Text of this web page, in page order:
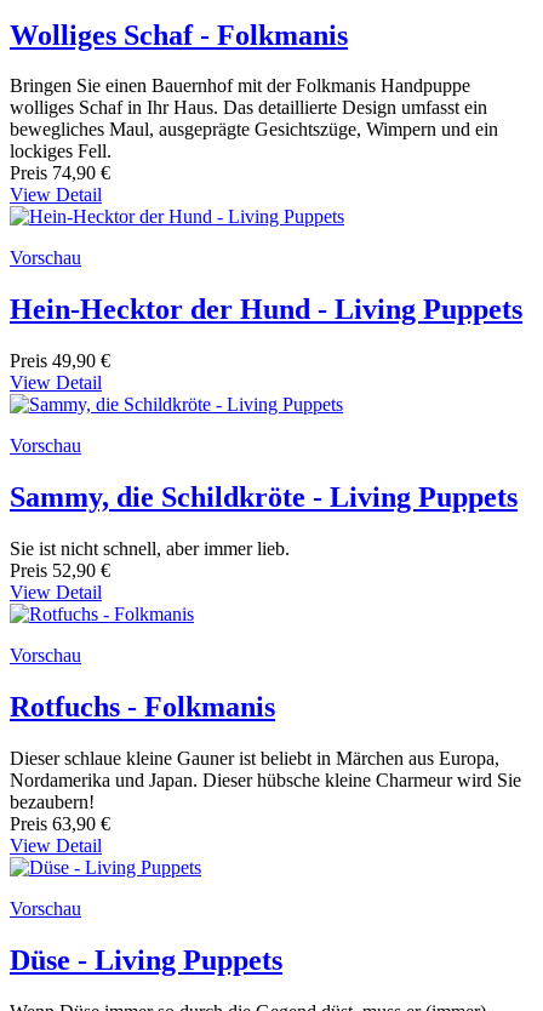
Wolliges Schaf - Folkmanis
Bringen Sie einen Bauernhof mit der Folkmanis Handpuppe
wolliges Schaf in Ihr Haus. Das detaillierte Design umfasst ein
bewegliches Maul, ausgeprägte Gesichtszüge, Wimpern und ein
lockiges Fell.
Preis 74,90 €
View Detail
Vorschau
Hein-Hecktor der Hund - Living Puppets
Preis 49,90 €
View Detail
Vorschau
Sammy, die Schildkröte - Living Puppets
Sie ist nicht schnell, aber immer lieb.
Preis 52,90 €
View Detail
Vorschau
Rotfuchs - Folkmanis
Dieser schlaue kleine Gauner ist beliebt in Märchen aus Europa,
Nordamerika und Japan. Dieser hübsche kleine Charmeur wird Sie
bezaubern!
Preis 63,90 €
View Detail
Vorschau
Düse - Living Puppets